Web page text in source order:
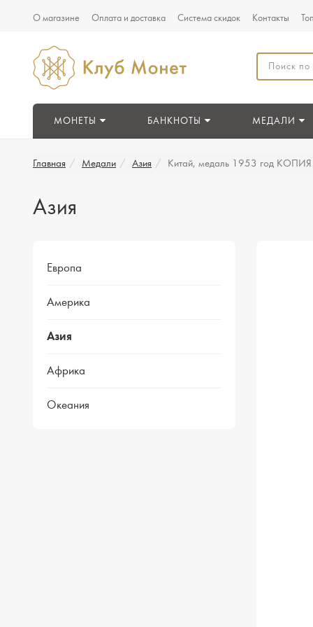
О магазине Оплата и доставка Система скидок Контакты
МОНЕТЫ БАНКНОТЫ МЕДАЛИ
Главная Медали Азия Китай, медаль 1953 год КОПИЯ
Азия
Европа
Америка
Азия
Африка
Океания